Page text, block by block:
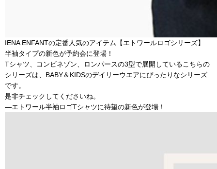
IENA ENFANTの定番人気のアイテム【エトワールロゴシリーズ】
半袖タイプの新色が予約会に登場！
Tシャツ、コンビネゾン、ロンパースの3型で展開しているこちらの
シリーズは、BABY＆KIDSのデイリーウエアにぴったりなシリーズ
です。
是非チェックしてくださいね。
―エトワール半袖ロゴTシャツに待望の新色が登場！